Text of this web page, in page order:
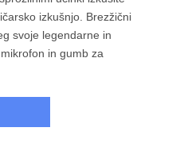
izkušnjo. Brezžični
svoje legendarne in
in gumb za